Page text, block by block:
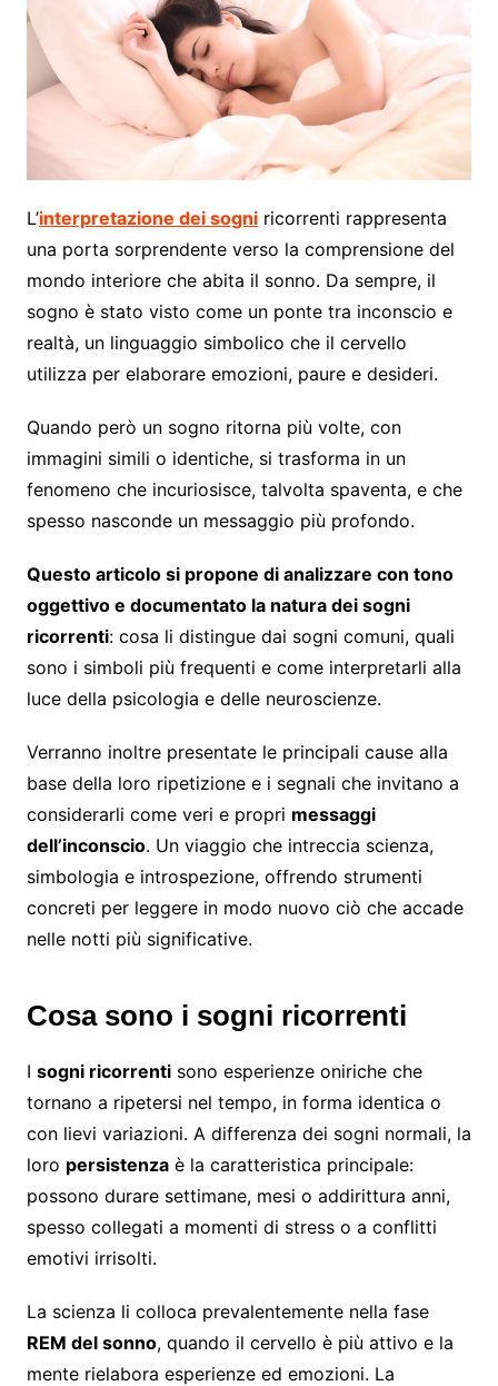
L’interpretazione dei sogniricorrenti rappresenta
una porta sorprendente verso la comprensione del
mondo interiore che abita il sonno. Da sempre, il
sogno è stato visto come un ponte tra inconscio e
realtà, un linguaggio simbolico che il cervello
utilizza per elaborare emozioni, paure e desideri.
Quando però un sogno ritorna più volte, con
immagini simili o identiche, si trasforma in un
fenomeno che incuriosisce, talvolta spaventa, e che
spesso nasconde un messaggio più profondo.
Questo articolo si propone di analizzare con tono
oggettivo e documentato la natura dei sogni
ricorrenti: cosa li distingue dai sogni comuni, quali
sono i simboli più frequenti e come interpretarli alla
luce della psicologia e delle neuroscienze.
Verranno inoltre presentate le principali cause alla
base della loro ripetizione e i segnali che invitano a
considerarli come veri e propri messaggi
dell’inconscio. Un viaggio che intreccia scienza,
simbologia e introspezione, offrendo strumenti
concreti per leggere in modo nuovo ciò che accade
nelle notti più significative.
Cosa sono i sogni ricorrenti
I sogni ricorrentisono esperienze oniriche che
tornano a ripetersi nel tempo, in forma identica o
con lievi variazioni. A differenza dei sogni normali, la
loro persistenzaè la caratteristica principale:
possono durare settimane, mesi o addirittura anni,
spesso collegati a momenti di stress o a conflitti
emotivi irrisolti.
La scienza li colloca prevalentemente nella fase
REM del sonno, quando il cervello è più attivo e la
mente rielabora esperienze ed emozioni. La